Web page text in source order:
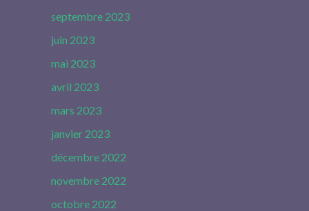
septembre 2023
juin 2023
mai 2023
avril 2023
mars 2023
janvier 2023
décembre 2022
novembre 2022
octobre 2022